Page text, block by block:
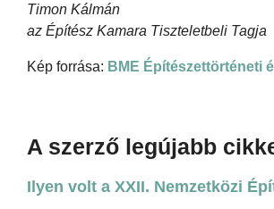
Timon Kálmán
az Építész Kamara Tiszteletbeli Tagja
Kép forrása: BME Építészettörténeti
A szerző legújabb
Ilyen volt a XXII. Nemzetközi